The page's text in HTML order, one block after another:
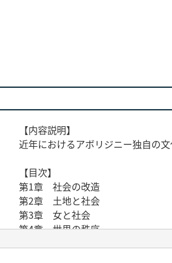
【内容説明】
近年におけるアボリジニー独自の
【目次】
第1章 社会の改造
第2章 土地と社会
第3章 女と社会
第4章 世界の秩序